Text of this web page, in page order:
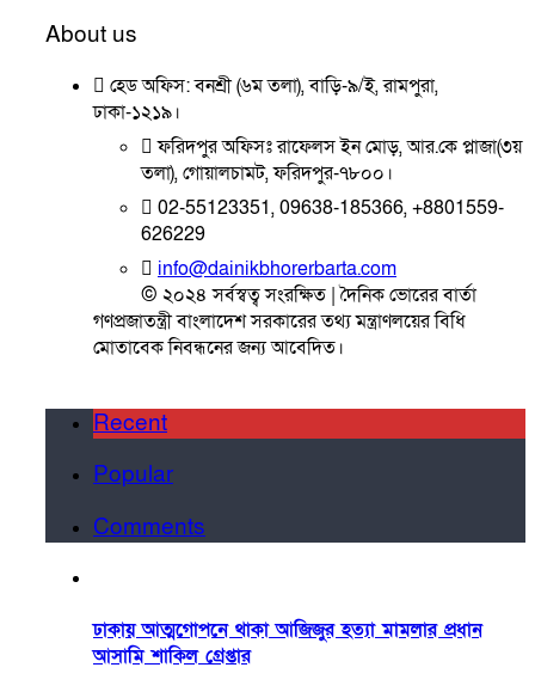
About us
হেড অফিস: বনশ্রী (৬ম তলা), বাড়ি-৯/ই, রামপুরা,
ঢাকা-১২১৯।
ফরিদপুর অফিসঃ রাফেলস ইন মোড়, আর.কে প্লাজা(৩য়
তলা), গোয়ালচামট, ফরিদপুর-৭৮০০।
02-55123351, 09638-185366, +8801559-
626229
info@dainikbhorerbarta.com
© ২০২৪ সর্বস্বত্ব সংরক্ষিত | দৈনিক ভোরের বার্তা
গণপ্রজাতন্ত্রী বাংলাদেশ সরকারের তথ্য মন্ত্রাণলয়ের বিধি
মোতাবেক নিবন্ধনের জন্য আবেদিত।
Recent
Popular
Comments
ঢাকায় আত্মগোপনে থাকা আজিজুর হত্যা মামলার প্রধান
আসামি শাকিল গ্রেপ্তার